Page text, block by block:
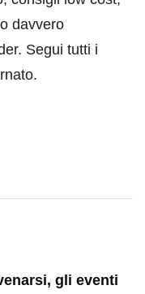
davvero
Segui tutti i
gli eventi